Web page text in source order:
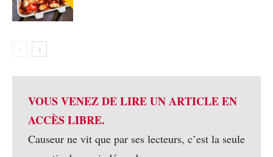
VOUS VENEZ DE LIRE UN ARTICLE EN
ACCÈS LIBRE.
Causeur ne vit que par ses lecteurs, c’est la seule